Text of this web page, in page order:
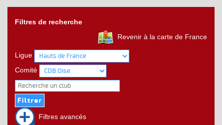
Filtres de recherche
Revenir à la carte de France
Ligue
Comité
Filtres avancés